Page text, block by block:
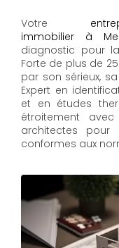
Votre
immobilier à
diagnostic pour
Forte de plus de
par son sérieux,
Expert en
et en études
étroitement
architectes
conformes aux